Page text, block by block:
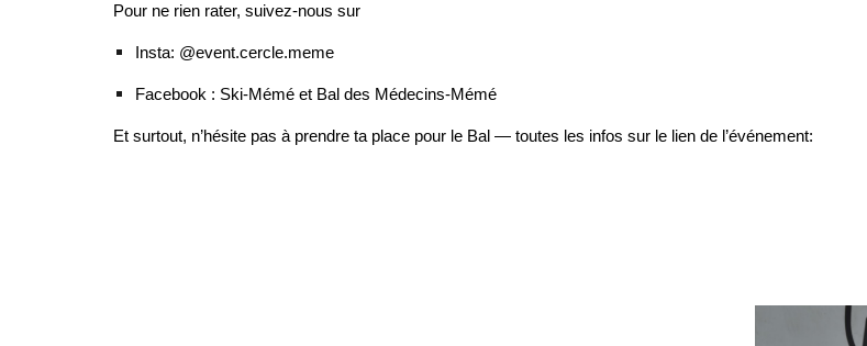
Pour ne rien rater, suivez-nous sur
Insta: @event.cercle.meme
Facebook : Ski-Mémé et Bal des Médecins-Mémé
Et surtout, n’hésite pas à prendre ta place pour le Bal — toutes les infos sur le lien de l’événement: